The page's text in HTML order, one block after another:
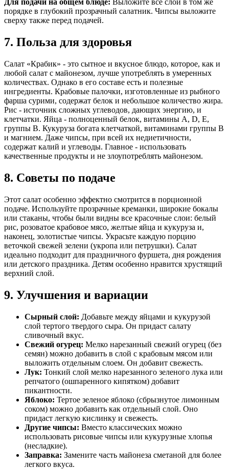
Для подачи на общем блюде: Выложите все слои в том же
порядке в глубокий прозрачный салатник. Чипсы выложите
сверху также перед подачей.
7. Польза для здоровья
Салат «Крабик» - это сытное и вкусное блюдо, которое, как и
любой салат с майонезом, лучше употреблять в умеренных
количествах. Однако в его составе есть и полезные
ингредиенты. Крабовые палочки, изготовленные из рыбного
фарша сурими, содержат белок и небольшое количество жира.
Рис - источник сложных углеводов, дающих энергию, и
клетчатки. Яйца - полноценный белок, витамины A, D, E,
группы B. Кукуруза богата клетчаткой, витаминами группы B
и магнием. Даже чипсы, при всей их недиетичности,
содержат калий и углеводы. Главное - использовать
качественные продукты и не злоупотреблять майонезом.
8. Советы по подаче
Этот салат особенно эффектно смотрится в порционной
подаче. Используйте прозрачные креманки, широкие бокалы
или стаканы, чтобы были видны все красочные слои: белый
рис, розоватое крабовое мясо, желтые яйца и кукуруза и,
наконец, золотистые чипсы. Украсьте каждую порцию
веточкой свежей зелени (укропа или петрушки). Салат
идеально подходит для праздничного фуршета, дня рождения
или детского праздника. Детям особенно нравится хрустящий
верхний слой.
9. Улучшения и вариации
Сырный слой: Добавьте между яйцами и кукурузой
слой тертого твердого сыра. Он придаст салату
сливочный вкус.
Свежий огурец: Мелко нарезанный свежий огурец (без
семян) можно добавить в слой с крабовым мясом или
выложить отдельным слоем. Он добавит свежесть.
Лук: Тонкий слой мелко нарезанного зеленого лука или
репчатого (ошпаренного кипятком) добавит
пикантности.
Яблоко: Тертое зеленое яблоко (сбрызнутое лимонным
соком) можно добавить как отдельный слой. Оно
придаст легкую кислинку и свежесть.
Другие чипсы: Вместо классических можно
использовать рисовые чипсы или кукурузные хлопья
(несладкие).
Заправка: Замените часть майонеза сметаной для более
легкого вкуса.